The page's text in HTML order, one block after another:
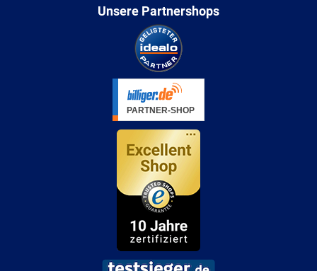
Unsere Partnershops